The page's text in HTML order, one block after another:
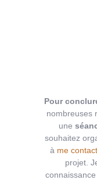
Pour
nombreuses
une
souhaitez
à me
projet.